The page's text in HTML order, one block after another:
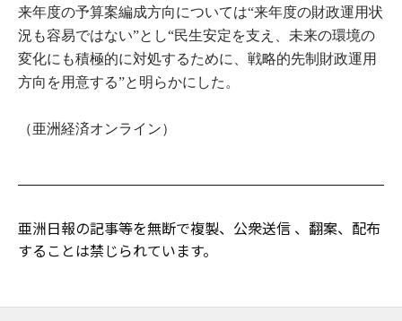
来年度の予算案編成方向については“来年度の財政運用状
況も容易ではない”とし“民生安定を支え、未来の環境の
変化にも積極的に対処するために、戦略的先制財政運用
方向を用意する”と明らかにした。
（亜洲経済オンライン）
亜洲日報の記事等を無断で複製、公衆送信 、翻案、配布
することは禁じられています。